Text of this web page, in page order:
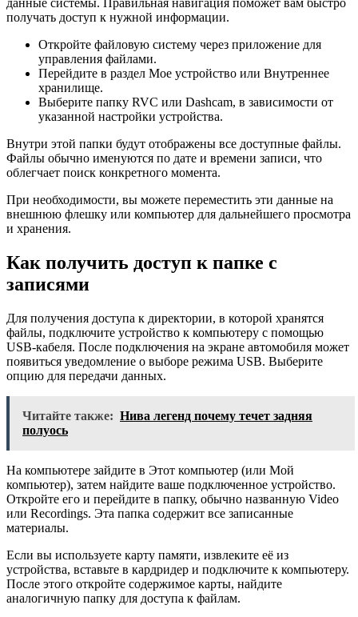
получать доступ к нужной информации.
Откройте файловую систему через приложение для
управления файлами.
Перейдите в раздел Мое устройство или Внутреннее
хранилище.
Выберите папку RVC или Dashcam, в зависимости от
указанной настройки устройства.
Внутри этой папки будут отображены все доступные файлы.
Файлы обычно именуются по дате и времени записи, что
облегчает поиск конкретного момента.
При необходимости, вы можете переместить эти данные на
внешнюю флешку или компьютер для дальнейшего просмотра
и хранения.
Как получить доступ к папке с
записями
Для получения доступа к директории, в которой хранятся
файлы, подключите устройство к компьютеру с помощью
USB-кабеля. После подключения на экране автомобиля может
появиться уведомление о выборе режима USB. Выберите
опцию для передачи данных.
Читайте также: Нива легенд почему течет задняя
полуось
На компьютере зайдите в Этот компьютер (или Мой
компьютер), затем найдите ваше подключенное устройство.
Откройте его и перейдите в папку, обычно названную Video
или Recordings. Эта папка содержит все записанные
материалы.
Если вы используете карту памяти, извлеките её из
устройства, вставьте в кардридер и подключите к компьютеру.
После этого откройте содержимое карты, найдите
аналогичную папку для доступа к файлам.